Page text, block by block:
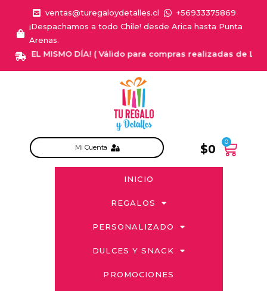
ventas@turegaloydetalles.cl
+56933375869
¡Despachamos a todo Chile! desde Arica hasta Punta
Arenas.
EL MISMO DÍA! ( Válido para compras realizadas de
Mi Cuenta $0
0
INICIO
REGALOS
PERSONALIZADO
DULCES Y SNACK
PROMOCIONES